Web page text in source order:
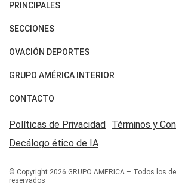
PRINCIPALES
Últimas Noticias
Política
Judiciales
Economia
SECCIONES
Horóscopo
Motores
Trucos caseros
Series y Películas
Edictos y Solicitadas
OVACIÓN DEPORTES
Fútbol
Mundial
Automovilismo
Rugby
Básquet
GRUPO AMÉRICA INTERIOR
Canal 7 en Vivo
San Juan 8
CONTACTO
Acerca de Nosotros
Contactanos
Políticas de Privacidad Términos y
Decálogo ético de IA
© Copyright 2026 GRUPO AMERICA – Todos los
reservados